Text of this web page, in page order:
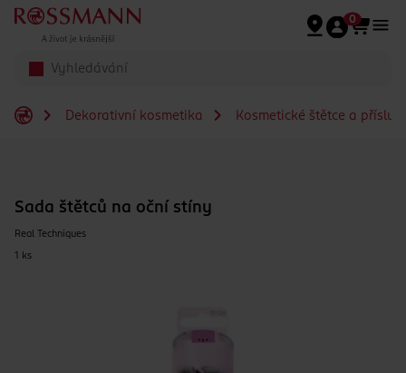
Přeskočit na hlavmní obsah
0
Dekorativní kosmetika Kosmetické štětce a
Sada štětců na oční stíny
Real Techniques
1 ks